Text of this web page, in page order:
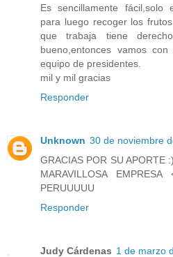
Es sencillamente fácil,solo
para luego recoger los
que trabaja tiene
bueno,entonces vamos
equipo de presidentes.
mil y mil gracias
Responder
Unknown 30 de noviembre
GRACIAS POR SU APORTE
MARAVILLOSA
PERUUUUU
Responder
Judy Cárdenas 1 de marzo